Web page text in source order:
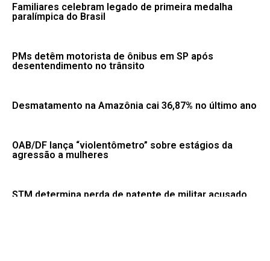
Familiares celebram legado de primeira medalha
paralímpica do Brasil
PMs detêm motorista de ônibus em SP após
desentendimento no trânsito
Desmatamento na Amazônia cai 36,87% no último ano
OAB/DF lança “violentômetro” sobre estágios da
agressão a mulheres
STM determina perda de patente de militar acusado